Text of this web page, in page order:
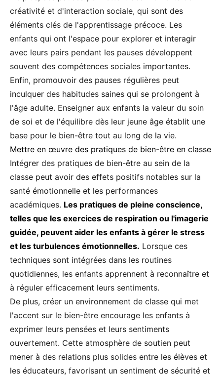
créativité et d'interaction sociale, qui sont des
éléments clés de l'apprentissage précoce. Les
enfants qui ont l'espace pour explorer et interagir
avec leurs pairs pendant les pauses développent
souvent des compétences sociales importantes.
Enfin, promouvoir des pauses régulières peut
inculquer des habitudes saines qui se prolongent à
l'âge adulte. Enseigner aux enfants la valeur du soin
de soi et de l'équilibre dès leur jeune âge établit une
base pour le bien-être tout au long de la vie.
Mettre en œuvre des pratiques de bien-être en classe
Intégrer des pratiques de bien-être au sein de la
classe peut avoir des effets positifs notables sur la
santé émotionnelle et les performances
académiques. Les pratiques de pleine conscience,
telles que les exercices de respiration ou l'imagerie
guidée, peuvent aider les enfants à gérer le stress
et les turbulences émotionnelles. Lorsque ces
techniques sont intégrées dans les routines
quotidiennes, les enfants apprennent à reconnaître et
à réguler efficacement leurs sentiments.
De plus, créer un environnement de classe qui met
l'accent sur le bien-être encourage les enfants à
exprimer leurs pensées et leurs sentiments
ouvertement. Cette atmosphère de soutien peut
mener à des relations plus solides entre les élèves et
les éducateurs, favorisant un sentiment de sécurité et